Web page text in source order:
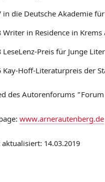
in die Deutsche Akademie
Writer in Residence in
LeseLenz-Preis für Junge
Kay-Hoff-Literaturpreis der
des Autorenforums
www.arnerautenberg.de
14.03.2019